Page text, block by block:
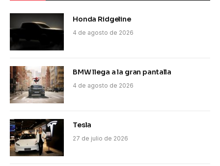
Honda Ridgeline
4 de agosto de 2026
BMW llega a la gran pantalla
4 de agosto de 2026
Tesla
27 de julio de 2026